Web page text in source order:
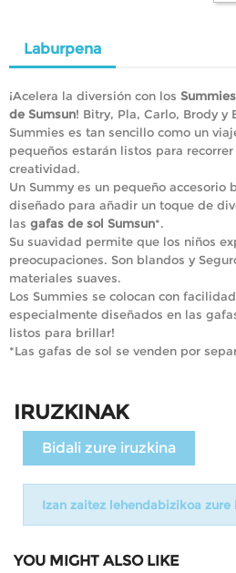
Laburpena
¡Acelera la diversión con los
de Sumsun! Bitry, Pla, Carlo, Brody y
Summies es tan sencillo como un
pequeños estarán listos para
creatividad.
Un Summy es un pequeño accesorio
diseñado para añadir un toque de
las gafas de sol Sumsun*.
Su suavidad permite que los niños
preocupaciones. Son blandos y
materiales suaves.
Los Summies se colocan con
especialmente diseñados en las
listos para brillar!
*Las gafas de sol se venden por
IRUZKINAK
Bidali zure iruzkina
Izan zaitez lehendabizikoa
YOU MIGHT ALSO LIKE